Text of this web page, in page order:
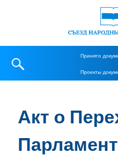
Принято
Проекты
Акт о